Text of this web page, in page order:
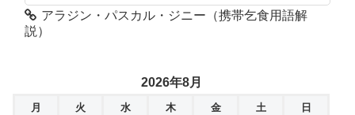
アラジン・パスカル・ジニー（携帯乞食用語解
説）
2026年8月
月 火 水 木 金 土
日